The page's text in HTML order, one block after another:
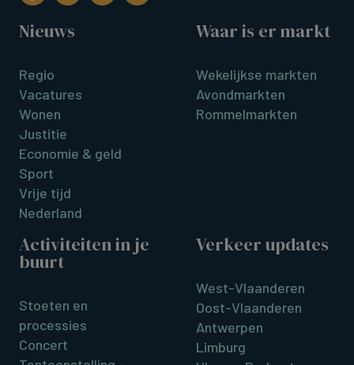
Nieuws
Regio
Vacatures
Wonen
Justitie
Economie & geld
Sport
Vrije tijd
Nederland
Waar is er markt
Wekelijkse markten
Avondmarkten
Rommelmarkten
Activiteiten in je
buurt
Stoeten en
processies
Concert
Verkeer updates
West-Vlaanderen
Oost-Vlaanderen
Antwerpen
Limburg